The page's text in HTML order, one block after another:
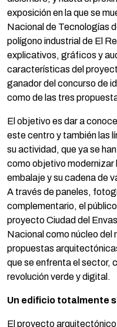
exposición en la que se
Nacional de Tecnologías
polígono industrial de El
explicativos, gráficos y
características del
ganador del concurso de
como de las tres
El objetivo es dar a
este centro y también las
su actividad, que ya se
como objetivo modernizar
embalaje y su cadena de
A través de paneles,
complementario, el
proyecto Ciudad del
Nacional como núcleo del
propuestas
que se enfrenta el sector,
revolución verde y digital.
Un edificio totalmente
El proyecto arquitectónico